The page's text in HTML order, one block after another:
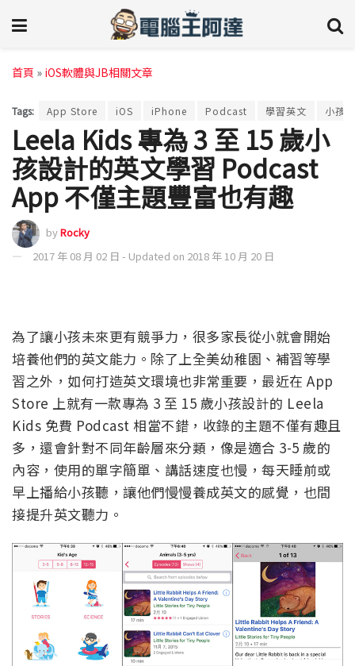
首頁 » iOS軟體與JB相關文章
Tags: App Store iOS iPhone Podcast 學習英文 小孩
Leela Kids 專為 3 至 15 歲小
孩設計的英文學習 Podcast
App 不僅主題豐富也有趣
byRocky
2017 年 08 月 02 日 - Updated on 2018 年 10 月 20 日
為了讓小孩未來更有競爭力，很多家長從小就會開始
培養他們的英文能力。除了上全美幼稚園、補習等學
習之外，如何打造英文環境也非常重要，最近在 App
Store 上就有一款專為 3 至 15 歲小孩設計的 Leela
Kids 免費 Podcast 相當不錯，收錄的主題不僅有趣且
多，還會針對不同年齡層來分類，像是適合 3-5 歲的
內容，使用的單字簡單、講話速度也慢，每天睡前或
早上播給小孩聽，讓他們慢慢養成英文的感覺，也間
接提升英文聽力。